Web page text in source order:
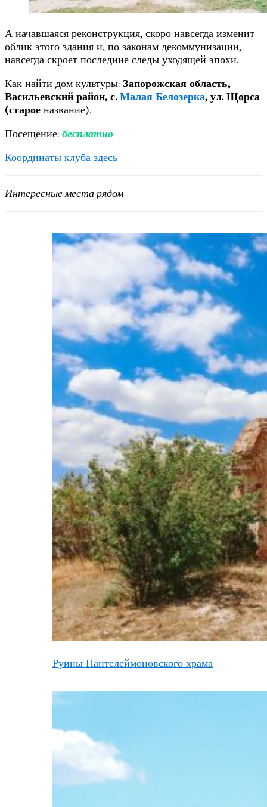
А начавшаяся реконструкция, скоро навсегда изменит
облик этого здания и, по законам декоммунизации,
навсегда скроет последние следы уходящей эпохи.
Как найти дом культуры: Запорожская область,
Васильевский район, с.Малая Белозерка, ул. Щорса
(старое название).
Посещение: бесплатно
Координаты клуба здесь
Интересные места рядом
Руины Пантелеймоновского храма